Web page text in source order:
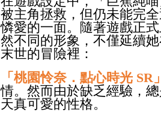
被主角拯救，但仍未能完
憐愛的一面。隨著遊戲正
然不同的形象，不僅延續
末世的冒險裡：
「桃園怜奈．點心時光 SR
情。然而由於缺乏經驗，
天真可愛的性格。